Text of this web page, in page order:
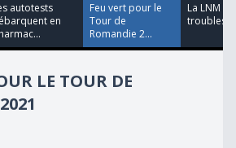
autotests
en
Feu vert pour le
Tour de
Romandie 2...
La LNM
troubles
LE TOUR DE